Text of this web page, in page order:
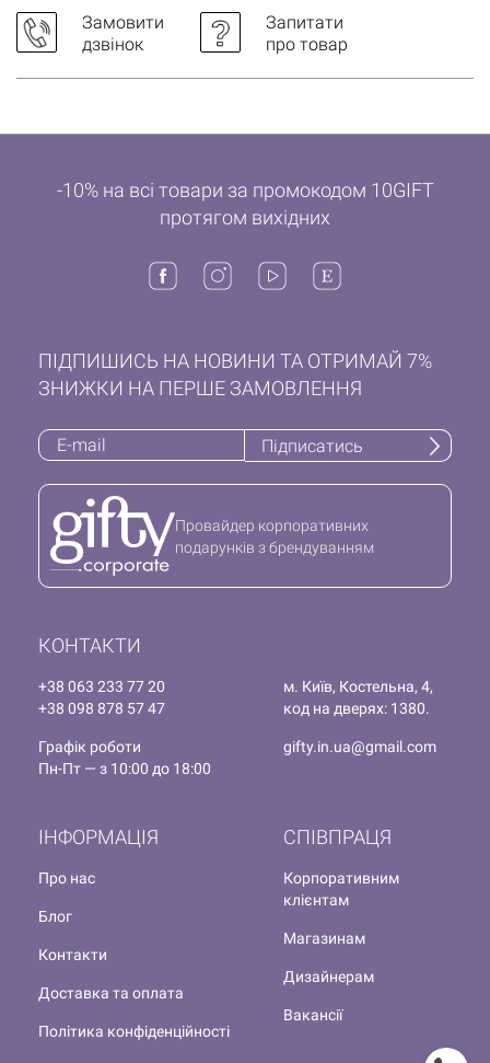
Замовити
дзвінок
Запитати
про товар
-10% на всі товари за промокодом 10GIFT
протягом вихідних
КОНТАКТИ
+38 063 233 77 20
+38 098 878 57 47
м. Київ, Костельна, 4,
код на дверях: 1380.
Графік роботи
Пн-Пт — з 10:00 до 18:00
gifty.in.ua@gmail.com
СПІВПРАЦЯ
Корпоративним
клієнтам
Магазинам
Дизайнерам
Вакансії
ІНФОРМАЦІЯ
Про нас
Блог
Контакти
Доставка та оплата
Політика конфіденційності
ПІДПИШИСЬ НА НОВИНИ ТА ОТРИМАЙ 7%
ЗНИЖКИ НА ПЕРШЕ ЗАМОВЛЕННЯ
Підписатись
Провайдер корпоративних
подарунків з брендуванням